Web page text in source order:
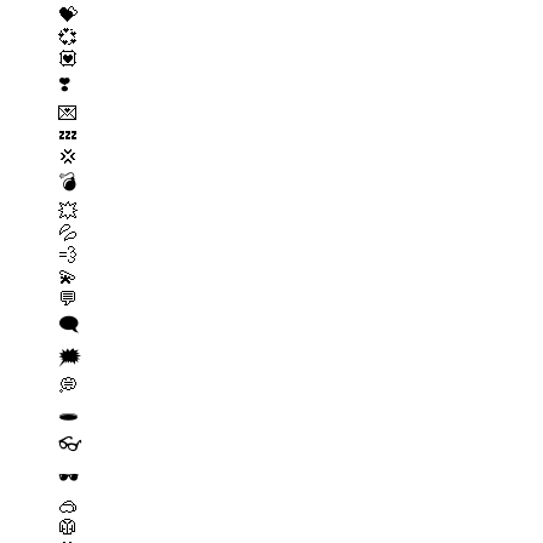
💝
💞
💟
❣️
💌
💤
💢
💣
💥
💦
💨
💫
💬
🗨️
🗯️
💭
🕳️
👓
🕶️
🥽
🥼